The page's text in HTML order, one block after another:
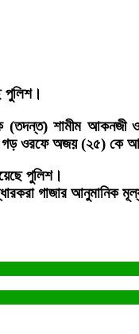
পুলিশ।
(তদন্ত) শামীম
গড় ওরফে অজয় (২৫) কে
পুলিশ।
গাজার আনুমানিক